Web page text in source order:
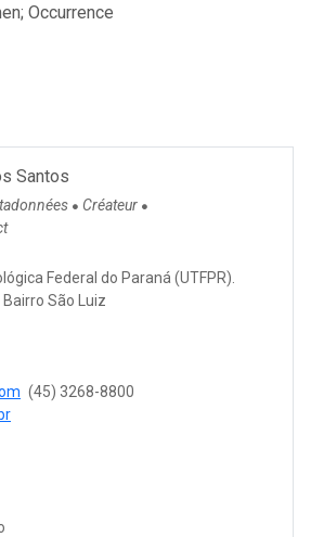
Occurrence
Santos
● Créateur ●
Federal do Paraná (UTFPR).
São Luiz
(45) 3268-8800